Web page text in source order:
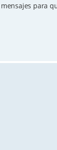
para